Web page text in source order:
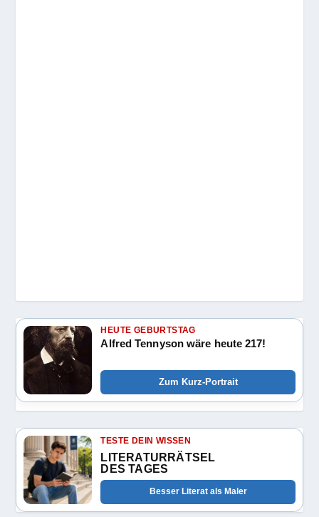
HEUTE GEBURTSTAG
Alfred Tennyson wäre heute 217!
Zum Kurz-Portrait
TESTE DEIN WISSEN
LITERATURRÄTSEL
DES TAGES
Besser Literat als Maler